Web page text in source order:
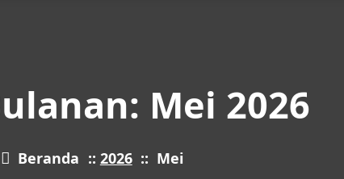
Mei 2026
Beranda :: 2026:: Mei